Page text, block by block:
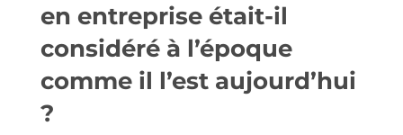
en entreprise était-il
considéré à l’époque
comme il l’est aujourd’hui
?